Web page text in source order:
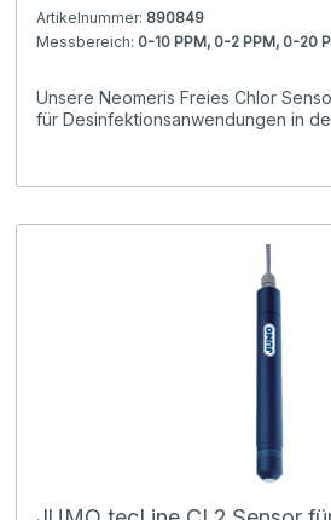
Artikelnummer: 890849
Messbereich: 0-10 PPM, 0-2 PPM, 0-20
Unsere Neomeris Freies Chlor
für Desinfektionsanwendungen in